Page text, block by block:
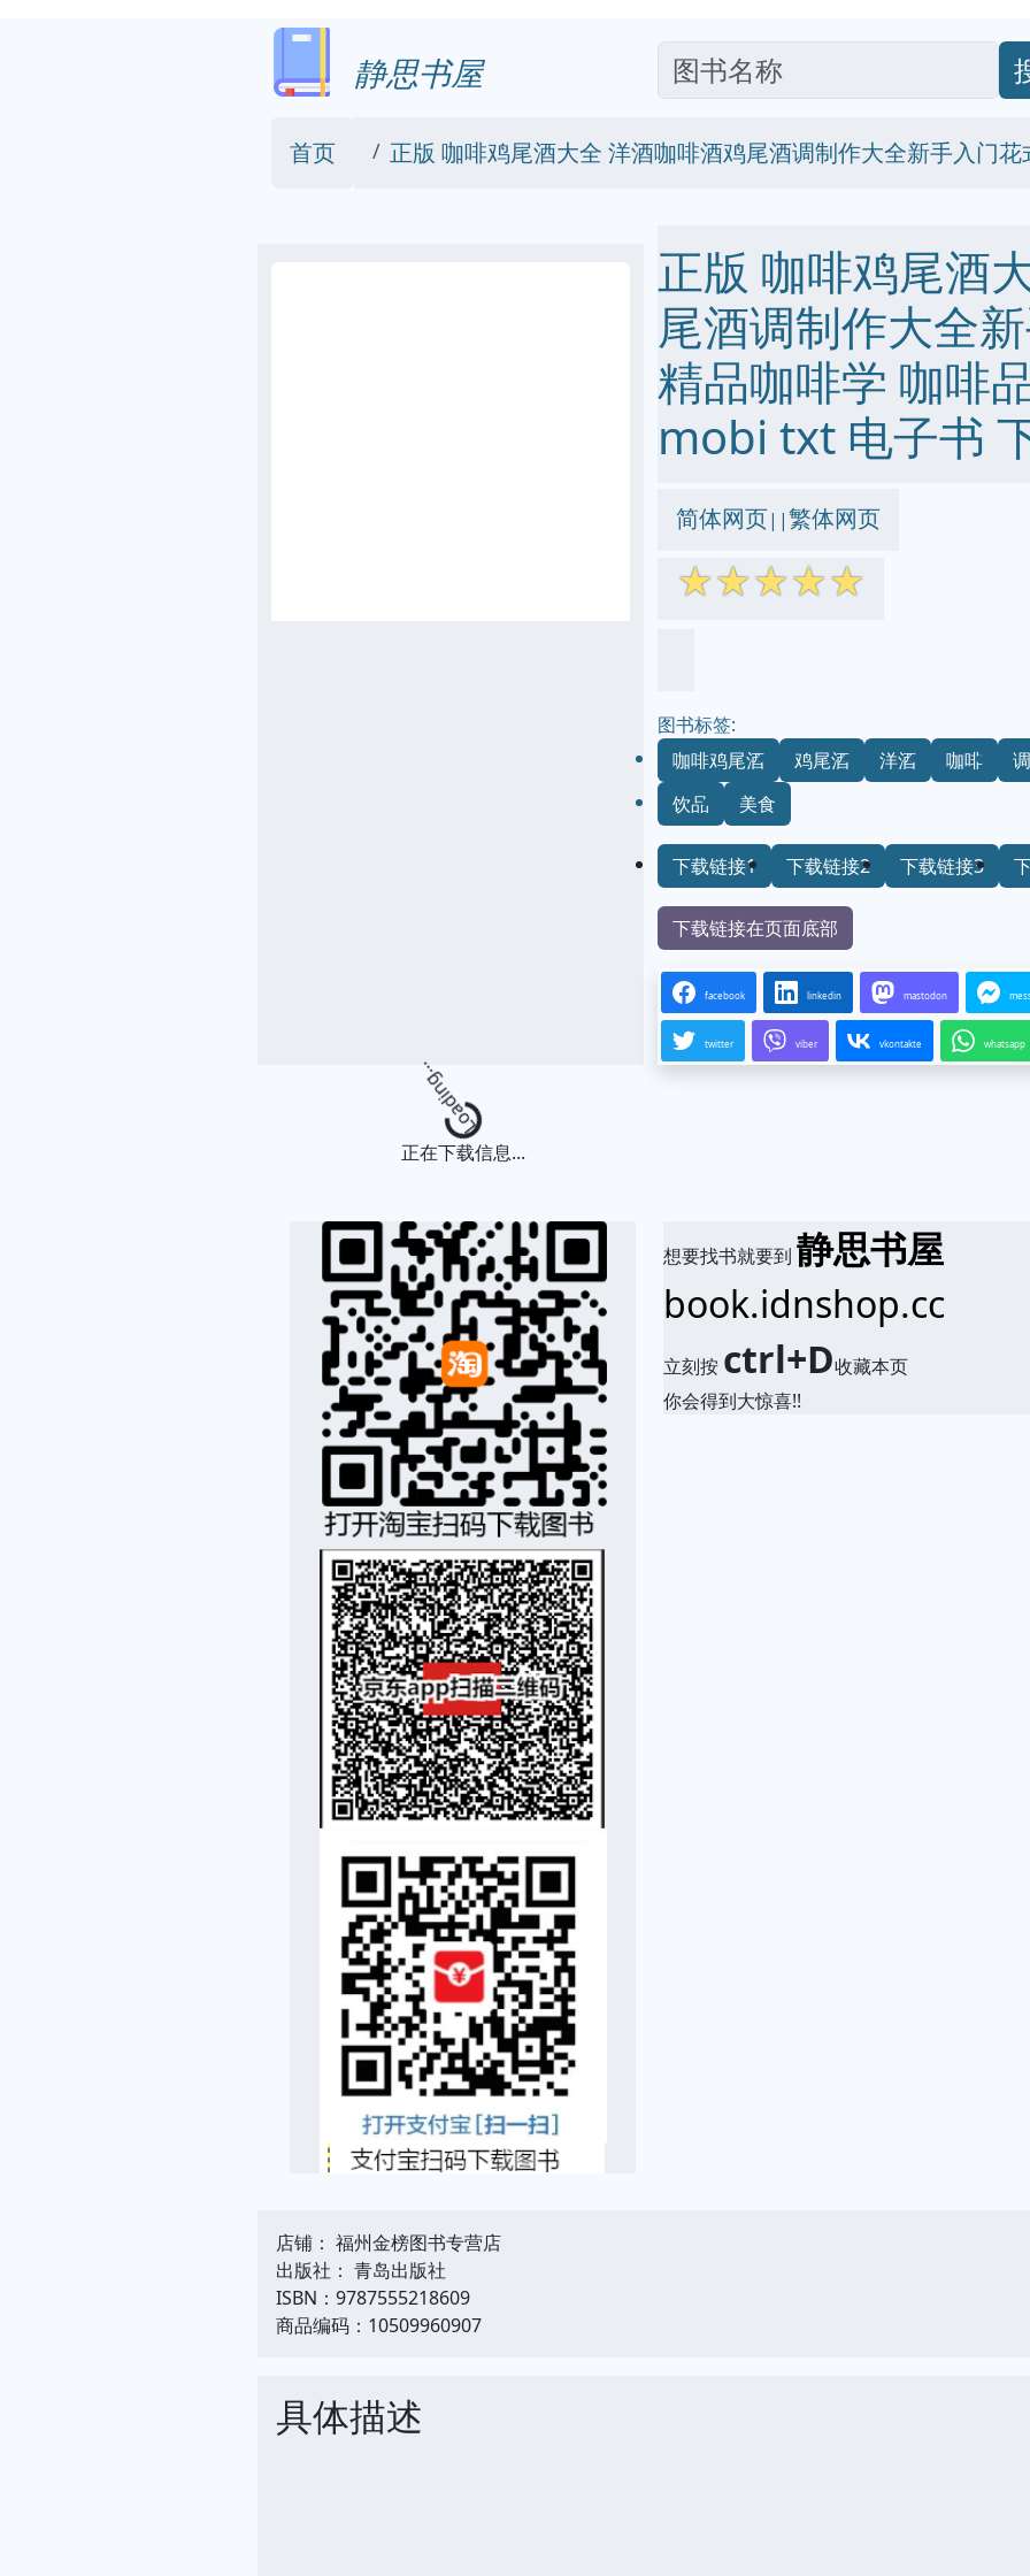
静思书屋
首页 正版 咖啡鸡尾酒大全 洋酒咖啡酒鸡尾酒调制作大全新手入门
正版 咖啡鸡尾酒
尾酒调制作大全
精品咖啡学 咖啡
mobi txt 电子书
简体网页||繁体网页
☆☆☆☆☆
图书标签:
咖啡鸡尾酒
鸡尾酒 洋酒 咖啡
饮品
美食
下载链接1 下载链接2 下载链接3
下载链接在页面底部
facebook linkedin mastodon
twitter viber vkontakte whatsapp
Loading...
正在下载信息...
想要找书就要到静思书屋
book.idnshop.cc
立刻按 ctrl+D收藏本页
你会得到大惊喜!!
店铺： 福州金榜图书专营店
出版社： 青岛出版社
ISBN：9787555218609
商品编码：10509960907
具体描述